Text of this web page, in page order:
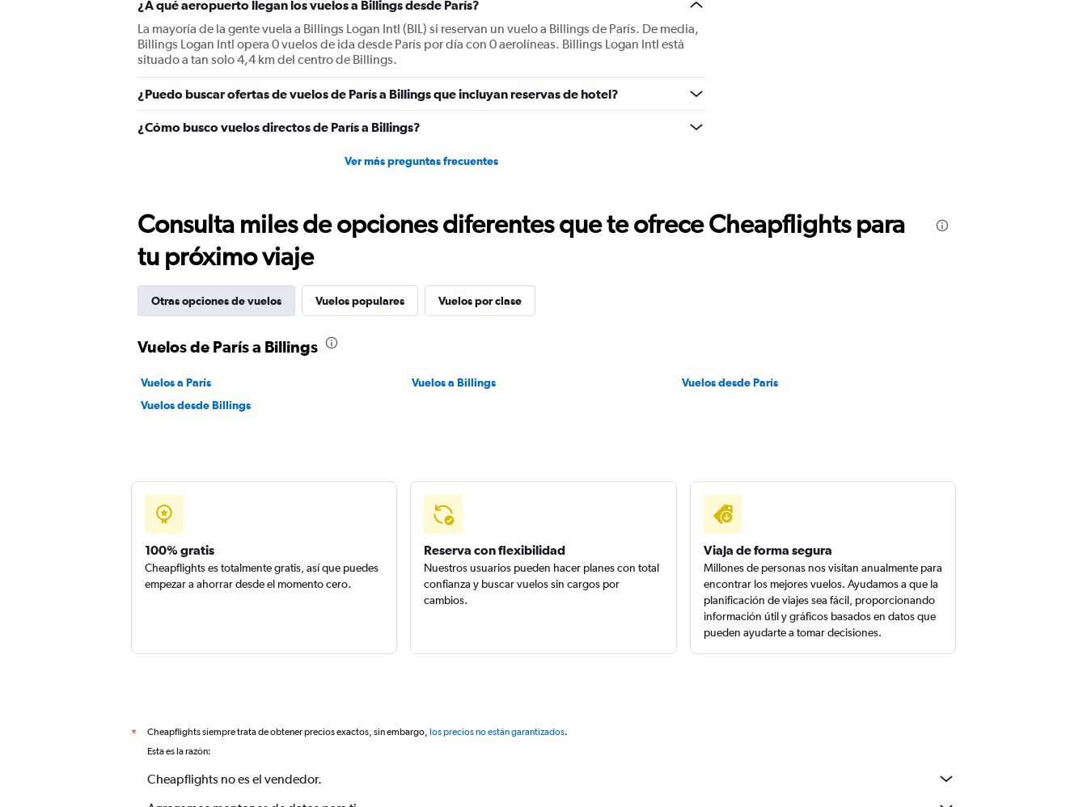
¿A qué aeropuerto llegan los vuelos a Billings desde París?
La mayoría de la gente vuela a Billings Logan Intl (BIL) si reservan un vuelo a Billings de París. De media,
Billings Logan Intl opera 0 vuelos de ida desde París por día con 0 aerolíneas. Billings Logan Intl está
situado a tan solo 4,4 km del centro de Billings.
¿Puedo buscar ofertas de vuelos de París a Billings que incluyan reservas de hotel?
¿Cómo busco vuelos directos de París a Billings?
Ver más preguntas frecuentes
Consulta miles de opciones diferentes que te ofrece Cheapflights para
tu próximo viaje
Otras opciones de vuelos Vuelos populares Vuelos por clase
Vuelos de París a Billings
Vuelos a París Vuelos a Billings
Vuelos desde París
Vuelos desde Billings
100% gratis
Cheapflights es totalmente gratis, así que puedes
empezar a ahorrar desde el momento cero.
Reserva con flexibilidad
Nuestros usuarios pueden hacer planes con total
confianza y buscar vuelos sin cargos por
cambios.
Viaja de forma segura
Millones de personas nos visitan anualmente para
encontrar los mejores vuelos. Ayudamos a que la
planificación de viajes sea fácil, proporcionando
información útil y gráficos basados en datos que
pueden ayudarte a tomar decisiones.
* Cheapflights siempre trata de obtener precios exactos, sin embargo, los precios no están garantizados.
Esta es la razón:
Cheapflights no es el vendedor.